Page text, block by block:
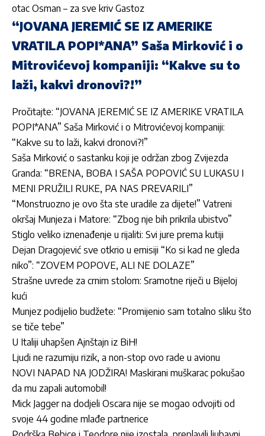
otac Osman – za sve kriv Gastoz
“JOVANA JEREMIĆ SE IZ AMERIKE
VRATILA POPI*ANA” Saša Mirković i o
Mitrovićevoj kompaniji: “Kakve su to
laži, kakvi dronovi?!”
Pročitajte: “JOVANA JEREMIĆ SE IZ AMERIKE VRATILA
POPI*ANA” Saša Mirković i o Mitrovićevoj kompaniji:
“Kakve su to laži, kakvi dronovi?!”
Saša Mirković o sastanku koji je održan zbog Zvijezda
Granda: “BRENA, BOBA I SAŠA POPOVIĆ SU LUKASU I
MENI PRUŽILI RUKE, PA NAS PREVARILI”
“Monstruozno je ovo šta ste uradile za dijete!” Vatreni
okršaj Munjeza i Matore: “Zbog nje bih prikrila ubistvo”
Stiglo veliko iznenađenje u rijaliti: Svi jure prema kutiji
Dejan Dragojević sve otkrio u emisiji “Ko si kad ne gleda
niko”: “ZOVEM POPOVE, ALI NE DOLAZE”
Strašne uvrede za crnim stolom: Sramotne riječi u Bijeloj
kući
Munjez podijelio budžete: “Promijenio sam totalno sliku što
se tiče tebe”
U Italiji uhapšen Ajnštajn iz BiH!
Ljudi ne razumiju rizik, a non-stop ovo rade u avionu
NOVI NAPAD NA JODŽIRA! Maskirani muškarac pokušao
da mu zapali automobil!
Mick Jagger na dodjeli Oscara nije se mogao odvojiti od
svoje 44 godine mlađe partnerice